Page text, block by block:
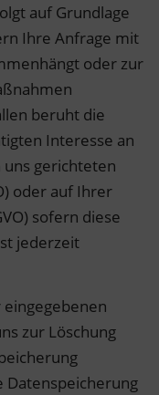
auf Grundlage
Ihre Anfrage mit
oder zur
beruht die
Interesse an
gerichteten
oder auf Ihrer
sofern diese
jederzeit
zur Löschung